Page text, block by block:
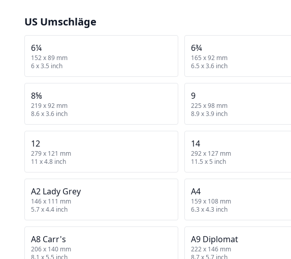
US Umschläge
6¼
152 x 89 mm
6 x 3.5 inch
6¾
165 x 92 mm
6.5 x 3.6 inch
8⅝
219 x 92 mm
8.6 x 3.6 inch
9
225 x 98 mm
8.9 x 3.9 inch
12
279 x 121 mm
11 x 4.8 inch
14
292 x 127 mm
11.5 x 5 inch
A2 Lady Grey
146 x 111 mm
5.7 x 4.4 inch
A4
159 x 108 mm
6.3 x 4.3 inch
A8 Carr's
206 x 140 mm
8.1 x 5.5 inch
A9 Diplomat
222 x 146 mm
8.7 x 5.7 inch